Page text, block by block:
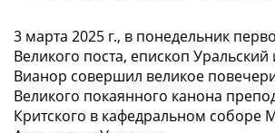
3 марта 2025 г., в понедельник
Великого поста, епископ Уральский
Вианор совершил великое
Великого покаянного канона
Критского в кафедральном соборе